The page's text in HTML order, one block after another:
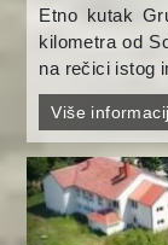
Etno kutak
kilometra od
na rečici istog
Više